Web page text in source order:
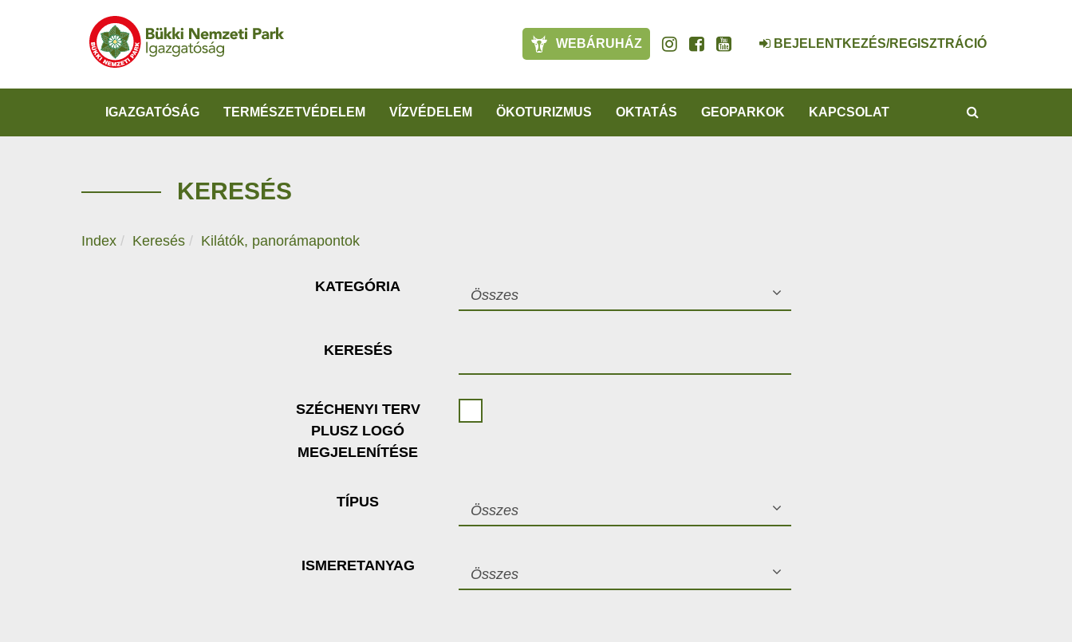
WEBÁRUHÁZ BEJELENTKEZÉS/REGISZTRÁCIÓ
IGAZGATÓSÁG TERMÉSZETVÉDELEM VÍZVÉDELEM ÖKOTURIZMUS OKTATÁS GEOPARKOK KAPCSOLAT
KERESÉS
Index Keresés Kilátók, panorámapontok
KATEGÓRIA
Összes
KERESÉS
SZÉCHENYI TERV
PLUSZ LOGÓ
MEGJELENÍTÉSE
TÍPUS
Összes
ISMERETANYAG
Összes